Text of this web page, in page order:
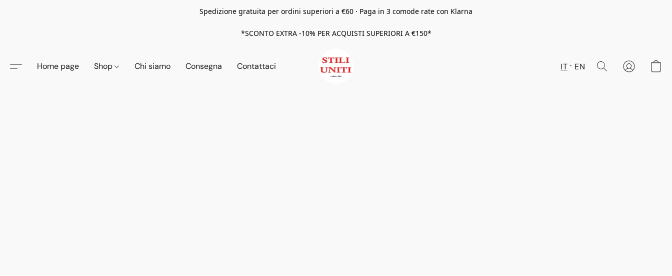
Spedizione gratuita per ordini superiori a €60 · Paga in 3 comode rate con Klarna
*SCONTO EXTRA -10% PER ACQUISTI SUPERIORI A €150*
Home page Shop Chi siamo Consegna Contattaci IT EN